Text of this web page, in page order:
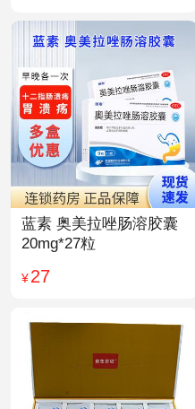
蓝素 奥美拉唑肠溶胶囊
20mg*27粒
¥27